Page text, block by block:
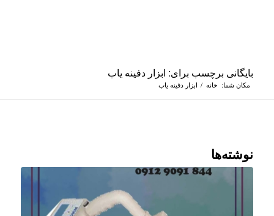
بایگانی برچسب برای: ابزار دفینه یاب
مکان شما: خانه / ابزار دفینه یاب
نوشته‌ها